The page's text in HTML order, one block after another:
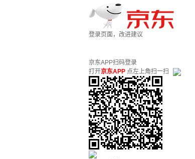
登录页面，改进建议
京东APP扫码登录
打开京东APP 点左上角扫一扫